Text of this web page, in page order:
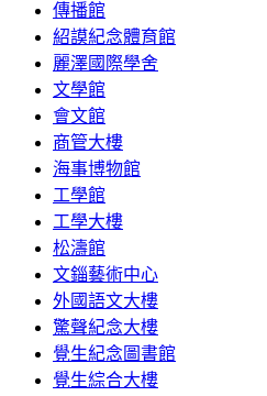
傳播館
紹謨紀念體育館
麗澤國際學舍
文學館
會文館
商管大樓
海事博物館
工學館
工學大樓
松濤館
文錙藝術中心
外國語文大樓
驚聲紀念大樓
覺生紀念圖書館
覺生綜合大樓